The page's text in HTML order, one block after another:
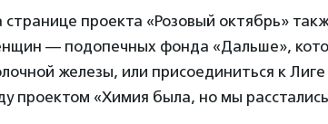
странице проекта «Розовый октябрь»
— подопечных фонда «Дальше»,
железы, или присоединиться к
проектом «Химия была, но мы